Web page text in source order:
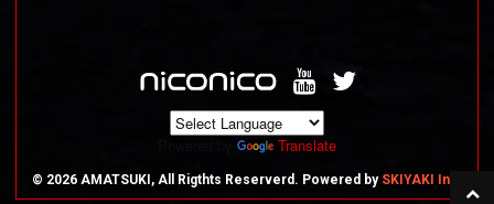
Translate
© 2026 AMATSUKI, All Rigthts Reserverd. Powered by SKIYAKI Inc.